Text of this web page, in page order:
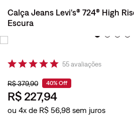
Calça Jeans Levi's® 724® High
Escura
55avaliações
R$379,90 40% Off
R$ 227,94
ou 4x de R$ 56,98